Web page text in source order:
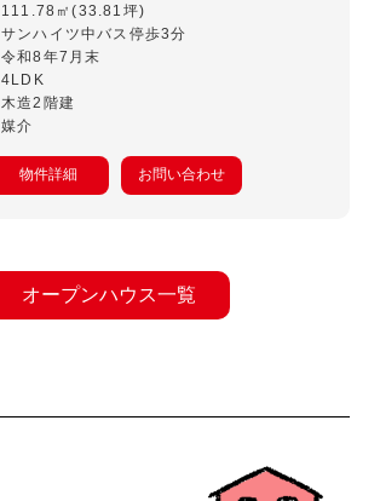
111.78㎡(33.81坪)
サンハイツ中バス停歩3分
令和8年7月末
4LDK
木造2階建
媒介
物件詳細 お問い合わせ
オープンハウス一覧